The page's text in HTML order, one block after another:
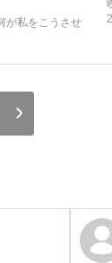
私をこうさせ